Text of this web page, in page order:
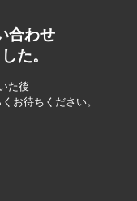
合わせ
た。
た後
お待ちください。